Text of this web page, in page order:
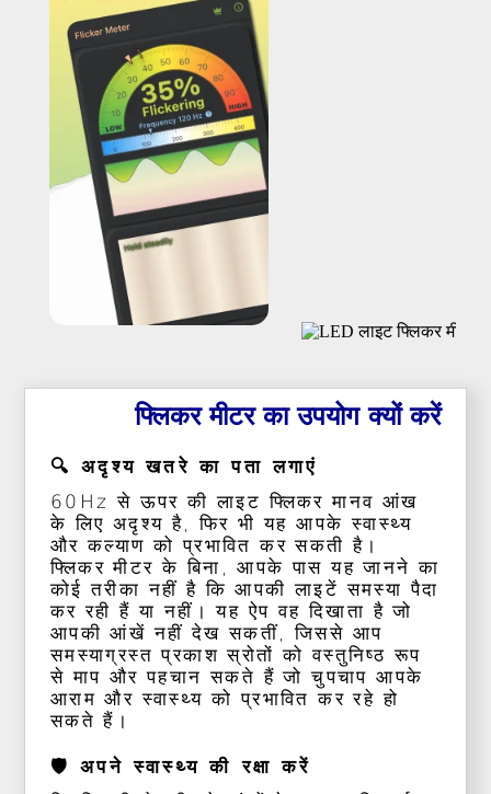
फ्लिकर मीटर का उपयोग क्यों करें
🔍 अदृश्य खतरे का पता लगाएं
60Hz से ऊपर की लाइट फ्लिकर मानव आंख
के लिए अदृश्य है, फिर भी यह आपके स्वास्थ्य
और कल्याण को प्रभावित कर सकती है।
फ्लिकर मीटर के बिना, आपके पास यह जानने का
कोई तरीका नहीं है कि आपकी लाइटें समस्या पैदा
कर रही हैं या नहीं। यह ऐप वह दिखाता है जो
आपकी आंखें नहीं देख सकतीं, जिससे आप
समस्याग्रस्त प्रकाश स्रोतों को वस्तुनिष्ठ रूप
से माप और पहचान सकते हैं जो चुपचाप आपके
आराम और स्वास्थ्य को प्रभावित कर रहे हो
सकते हैं।
🛡️ अपने स्वास्थ्य की रक्षा करें